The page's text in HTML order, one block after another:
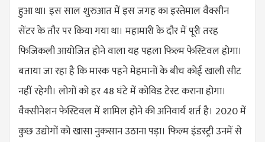
हुआ था। इस साल शुरुआत में इस जगह का इस्तेमाल वैक्सीन
सेंटर के तौर पर किया गया था। महामारी के दौर में पूरी तरह
फिजिकली आयोजित होने वाला यह पहला फिल्म फेस्टिवल होगा।
बताया जा रहा है कि मास्क पहने मेहमानों के बीच कोई खाली सीट
नहीं रहेगी। लोगों को हर 48 घंटे में कोविड टेस्ट कराना होगा।
वैक्सीनेशन फेस्टिवल में शामिल होने की अनिवार्य शर्त है। 2020 में
कुछ उद्योगों को खासा नुकसान उठाना पड़ा। फिल्म इंडस्ट्री उनमें से